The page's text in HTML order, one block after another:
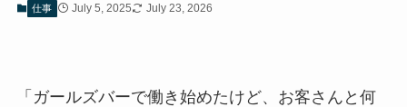
仕事 July 5, 2025 July 23, 2026
「ガールズバーで働き始めたけど、お客さんと何